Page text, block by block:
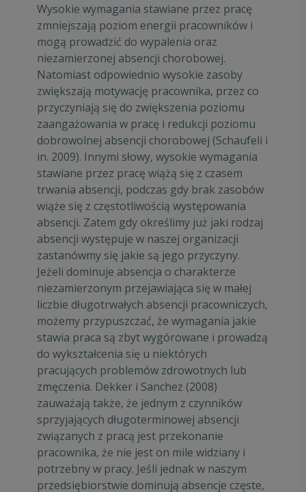
Wysokie wymagania stawiane przez pracę
zmniejszają poziom energii pracowników i
mogą prowadzić do wypalenia oraz
niezamierzonej absencji chorobowej.
Natomiast odpowiednio wysokie zasoby
zwiększają motywację pracownika, przez co
przyczyniają się do zwiększenia poziomu
zaangażowania w pracę i redukcji poziomu
dobrowolnej absencji chorobowej (Schaufeli i
in. 2009). Innymi słowy, wysokie wymagania
stawiane przez pracę wiążą się z czasem
trwania absencji, podczas gdy brak zasobów
wiąże się z częstotliwością występowania
absencji. Zatem gdy określimy już jaki rodzaj
absencji występuje w naszej organizacji
zastanówmy się jakie są jego przyczyny.
Jeżeli dominuje absencja o charakterze
niezamierzonym przejawiająca się w małej
liczbie długotrwałych absencji pracowniczych,
możemy przypuszczać, że wymagania jakie
stawia praca są zbyt wygórowane i prowadzą
do wykształcenia się u niektórych
pracujących problemów zdrowotnych lub
zmęczenia. Dekker i Sanchez (2008)
zauważają także, że jednym z czynników
sprzyjających długoterminowej absencji
związanych z pracą jest przekonanie
pracownika, że nie jest on mile widziany i
potrzebny w pracy. Jeśli jednak w naszym
przedsiębiorstwie dominują absencje częste,